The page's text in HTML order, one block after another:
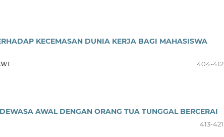
KECEMASAN DUNIA KERJA BAGI MAHASISWA
404-412
AWAL DENGAN ORANG TUA TUNGGAL BERCERAI
413-421